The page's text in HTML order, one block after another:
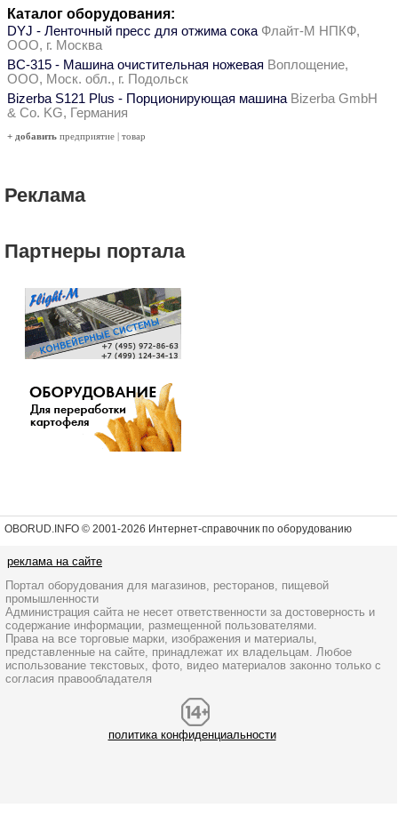
Каталог оборудования:
DYJ - Ленточный пресс для отжима сока Флайт-М НПКФ,
ООО, г. Москва
ВС-315 - Машина очистительная ножевая Воплощение,
ООО, Моск. обл., г. Подольск
Bizerba S121 Plus - Порционирующая машина Bizerba GmbH
& Co. KG, Германия
+ добавить предприятие | товар
Реклама
Партнеры портала
OBORUD.INFO © 2001-2026 Интернет-справочник по оборудованию
реклама на сайте
Портал оборудования для магазинов, ресторанов, пищевой
промышленности
Администрация сайта не несет ответственности за достоверность и
содержание информации, размещенной пользователями.
Права на все торговые марки, изображения и материалы,
представленные на сайте, принадлежат их владельцам. Любое
использование текстовых, фото, видео материалов законно только с
согласия правообладателя
политика конфиденциальности